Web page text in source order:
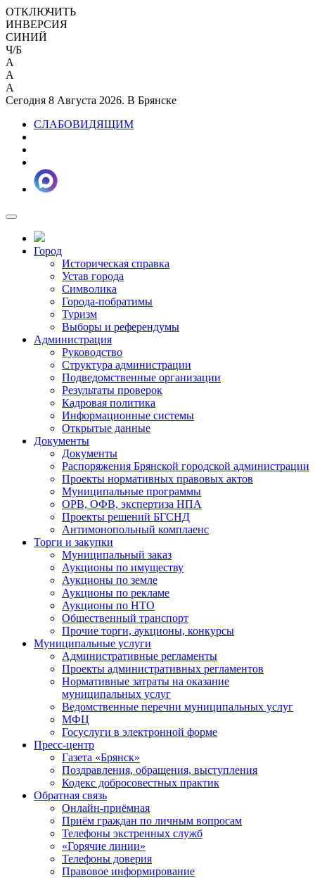
ОТКЛЮЧИТЬ
ИНВЕРСИЯ
СИНИЙ
Ч/Б
A
A
A
Сегодня 8 Августа 2026. В Брянске
СЛАБОВИДЯЩИМ
Город
Историческая справка
Устав города
Символика
Города-побратимы
Туризм
Выборы и референдумы
Администрация
Руководство
Структура администрации
Подведомственные организации
Результаты проверок
Кадровая политика
Информационные системы
Открытые данные
Документы
Документы
Распоряжения Брянской городской администрации
Проекты нормативных правовых актов
Муниципальные программы
ОРВ, ОФВ, экспертиза НПА
Проекты решений БГСНД
Антимонопольный комплаенс
Торги и закупки
Муниципальный заказ
Аукционы по имуществу
Аукционы по земле
Аукционы по рекламе
Аукционы по НТО
Общественный транспорт
Прочие торги, аукционы, конкурсы
Муниципальные услуги
Административные регламенты
Проекты административных регламентов
Нормативные затраты на оказание
муниципальных услуг
Ведомственные перечни муниципальных услуг
МФЦ
Госуслуги в электронной форме
Пресс-центр
Газета «Брянск»
Поздравления, обращения, выступления
Кодекс добросовестных практик
Обратная связь
Онлайн-приёмная
Приём граждан по личным вопросам
Телефоны экстренных служб
«Горячие линии»
Телефоны доверия
Правовое информирование